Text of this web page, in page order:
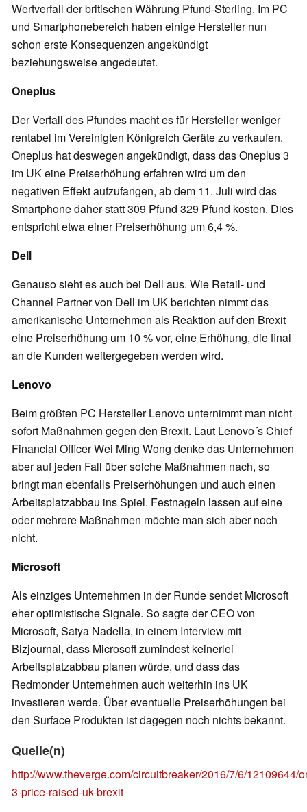
Wertverfall der britischen Währung Pfund-Sterling. Im PC
und Smartphonebereich haben einige Hersteller nun
schon erste Konsequenzen angekündigt
beziehungsweise angedeutet.
Oneplus
Der Verfall des Pfundes macht es für Hersteller weniger
rentabel im Vereinigten Königreich Geräte zu verkaufen.
Oneplus hat deswegen angekündigt, dass das Oneplus 3
im UK eine Preiserhöhung erfahren wird um den
negativen Effekt aufzufangen, ab dem 11. Juli wird das
Smartphone daher statt 309 Pfund 329 Pfund kosten. Dies
entspricht etwa einer Preiserhöhung um 6,4 %.
Dell
Genauso sieht es auch bei Dell aus. Wie Retail- und
Channel Partner von Dell im UK berichten nimmt das
amerikanische Unternehmen als Reaktion auf den Brexit
eine Preiserhöhung um 10 % vor, eine Erhöhung, die final
an die Kunden weitergegeben werden wird.
Lenovo
Beim größten PC Hersteller Lenovo unternimmt man nicht
sofort Maßnahmen gegen den Brexit. Laut Lenovo´s Chief
Financial Officer Wei Ming Wong denke das Unternehmen
aber auf jeden Fall über solche Maßnahmen nach, so
bringt man ebenfalls Preiserhöhungen und auch einen
Arbeitsplatzabbau ins Spiel. Festnageln lassen auf eine
oder mehrere Maßnahmen möchte man sich aber noch
nicht.
Microsoft
Als einziges Unternehmen in der Runde sendet Microsoft
eher optimistische Signale. So sagte der CEO von
Microsoft, Satya Nadella, in einem Interview mit
Bizjournal, dass Microsoft zumindest keinerlei
Arbeitsplatzabbau planen würde, und dass das
Redmonder Unternehmen auch weiterhin ins UK
investieren werde. Über eventuelle Preiserhöhungen bei
den Surface Produkten ist dagegen noch nichts bekannt.
Quelle(n)
http://www.theverge.com/circuitbreaker/2016/7/6/12109644/
3-price-raised-uk-brexit